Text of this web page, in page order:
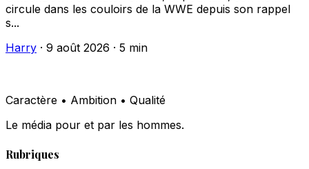
circule dans les couloirs de la WWE depuis son rappel
s...
Harry · 9 août 2026 · 5 min
Caractère • Ambition • Qualité
Le média pour et par les hommes.
Rubriques